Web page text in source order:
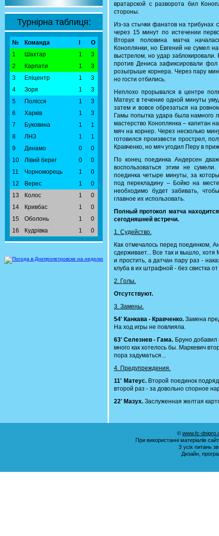
Турнірна таблиця:
№ Команда
О
1
Шахтар 1
3
2
Карпати 1
3
3
Епіцентр 1
3
4
Зоря 1
3
5
Полісся 1
3
6
Харків 1
3
7
Буковина 1
1
8
ЛНЗ 1
1
9
Динамо 0
0
10
Лівий берег 0
0
11
Чорноморець 1
0
12
Верес 1
0
13
Колос 1
0
14
Кривбас 1
0
15
Оболонь 1
0
16
Кудрівка 1 0
вратарской с разворота бил
стороны.
Из-за стычки фанатов на трибунах
через 15 минут по истечении
Вторая половина матча
Коноплянки, но Евгений не сумел
выстрелом, но удар заблокировали.
против Дениса зафиксировали
розыгрыше корнера. Через пару
но гости отбились.
Неплохо прорывался в центре
Матеус в течение одной минуты
затем и вовсе обрезаться на
Гамы попытка удара была намного
мастерство Коноплянка – капитан
мяч на корнер. Через несколько
готовился произвести прострел,
Кравченко, но мяч угодил Перу в
По конец поединка Андерсен
воспользоваться этим не
поединка четыре минуты, за
под перекладину – Бойко на
необходимо будет забивать,
главное их использовать.
Полный протокол матча
сегодняшней встречи.
1. Судейство.
Как отмечалось перед поединком,
сдерживает... Все так и вышло,
и простить, а датчан пару раз -
клуба в их штрафной - без свистка
2. Голы.
Отсутствуют.
3. Замены.
54' Канкава - Кравченко. Замена
На ход игры не повлияла.
63' Селезнев - Гама. Бруно добавил
много как хотелось бы. Маркевич
пора задуматься...
4. Предупреждения.
11' Матеус.Второй поединок
второй раз - за довольно спорное
22' Мазух. Заслуженная желтая
© www.fc-
При використанні матеріалів
З усіх питань
Дизайн,